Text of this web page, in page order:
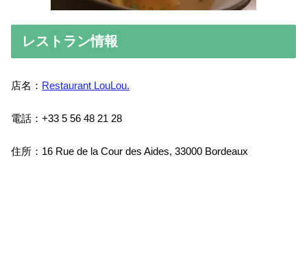
レストラン情報
店名： Restaurant LouLou.
電話：+33 5 56 48 21 28
住所：16 Rue de la Cour des Aides, 33000 Bordeaux